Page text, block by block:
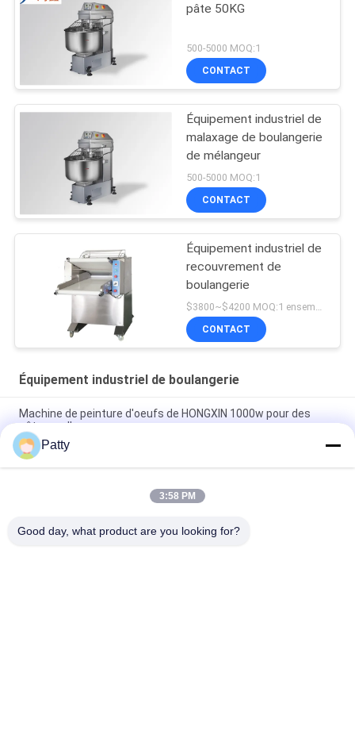
pâte 50KG
500-5000 MOQ:1
CONTACT
Équipement industriel de
malaxage de boulangerie
de mélangeur
500-5000 MOQ:1
CONTACT
Équipement industriel de
recouvrement de
boulangerie
CONTACT
Équipement industriel de boulangerie
Machine de peinture d'oeufs de HONGXIN 1000w pour des
gâteaux d'ananas
3KW 304 mélangeur planétaire d'oeufs de l'acier inoxydable
80L
500 mm largeur 304 en acier inoxydable machine à laminer la
Patty
3:58 PM
Good day, what product are you looking for?